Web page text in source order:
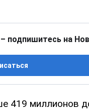
подпишитесь на
419 миллионов